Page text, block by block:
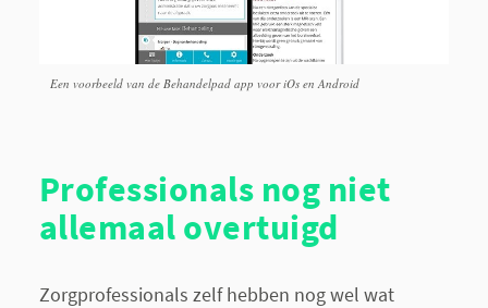
Een voorbeeld van de Behandelpad app voor iOs en Android
Professionals nog niet
allemaal overtuigd
Zorgprofessionals zelf hebben nog wel wat